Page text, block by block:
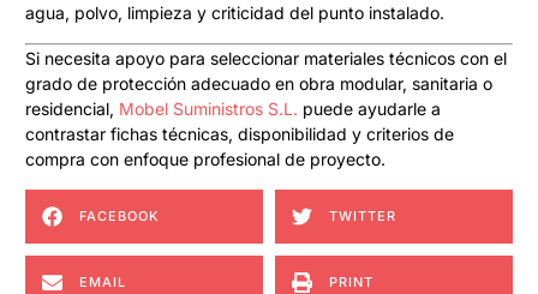
agua, polvo, limpieza y criticidad del punto instalado.
Si necesita apoyo para seleccionar materiales técnicos con el
grado de protección adecuado en obra modular, sanitaria o
residencial, Mobel Suministros S.L. puede ayudarle a
contrastar fichas técnicas, disponibilidad y criterios de
compra con enfoque profesional de proyecto.
FACEBOOK TWITTER
EMAIL PRINT